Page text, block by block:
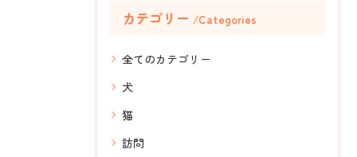
カテゴリー Categories
全てのカテゴリー
犬
猫
訪問